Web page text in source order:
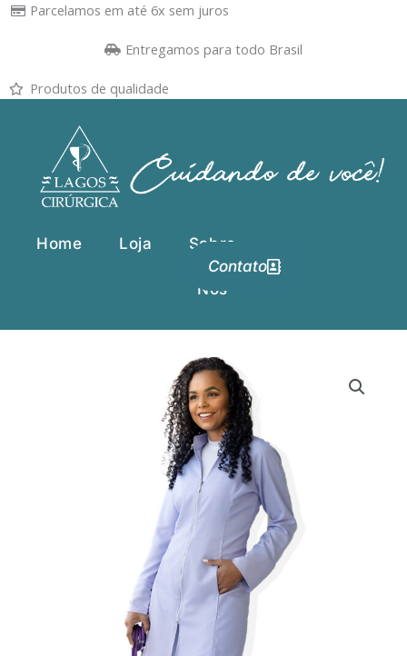
Parcelamos em até 6x sem juros
Entregamos para todo Brasil
Produtos de qualidade
Home Loja Sobre
Nós
Contato